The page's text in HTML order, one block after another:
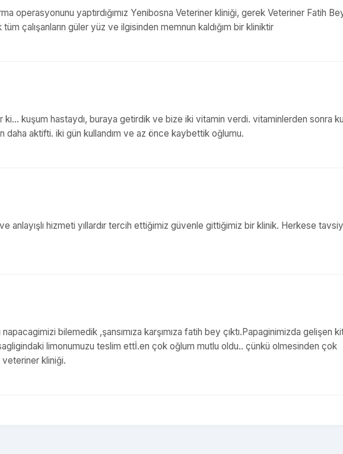
operasyonunu yaptırdığımız Yenibosna Veteriner kliniği, gerek Veteriner Fatih
çalışanların güler yüz ve ilgisinden memnun kaldığım bir kliniktir
kuşum hastaydı, buraya getirdik ve bize iki vitamin verdi. vitaminlerden sonra
aktifti. iki gün kullandım ve az önce kaybettik oğlumu.
anlayışlı hizmeti yıllardır tercih ettiğimiz güvenle gittiğimiz bir klinik. Herkese
bilemedik ,şansımıza karşımıza fatih bey çıktı.Papaginimizda gelişen
limonumuzu teslim ettİ.en çok oğlum mutlu oldu.. çünkü olmesinden çok
kliniği.